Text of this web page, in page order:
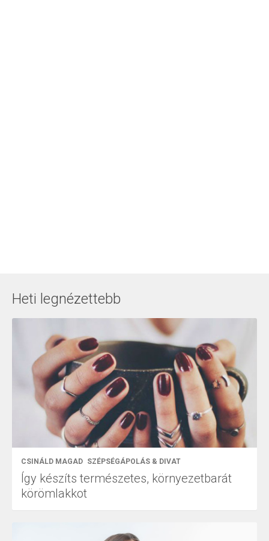
Heti legnézettebb
CSINÁLD MAGAD SZÉPSÉGÁPOLÁS & DIVAT
Így készíts természetes, környezetbarát
körömlakkot